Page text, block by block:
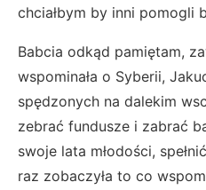
chciałbym by inni pomogli
Babcia odkąd pamiętam,
wspominała o Syberii,
spędzonych na dalekim
zebrać fundusze i zabrać
swoje lata młodości,
raz zobaczyła to co